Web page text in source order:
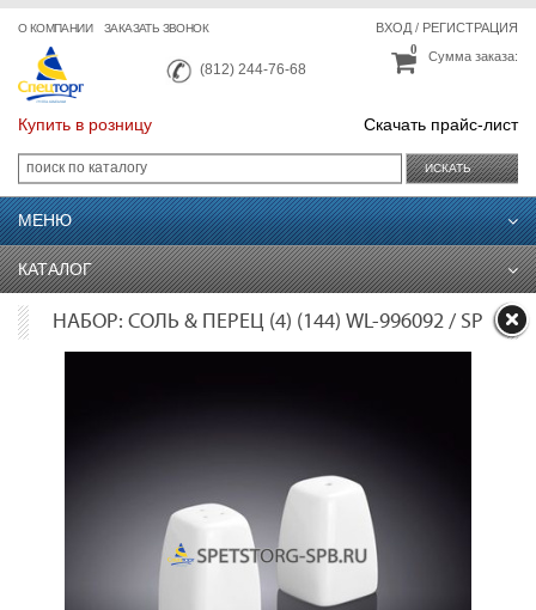
О КОМПАНИИ ЗАКАЗАТЬ ЗВОНОК
(812) 244-76-68
ВХОД/ РЕГИСТРАЦИЯ
Сумма заказа:
0
Купить в розницу Скачать прайс-лист
ИСКАТЬ
МЕНЮ
КАТАЛОГ
НАБОР: СОЛЬ & ПЕРЕЦ (4) (144) WL-996092 / SP